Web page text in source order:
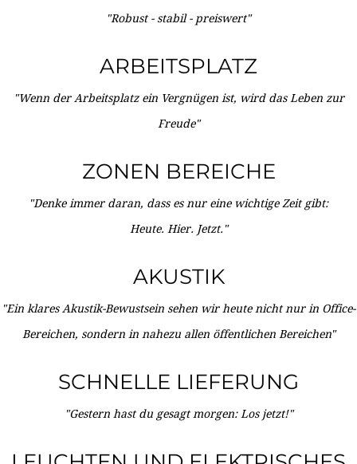
"Robust - stabil - preiswert"
ARBEITSPLATZ
"Wenn der Arbeitsplatz ein Vergnügen ist, wird das Leben zur
Freude"
ZONEN BEREICHE
"Denke immer daran, dass es nur eine wichtige Zeit gibt:
Heute. Hier. Jetzt."
AKUSTIK
"Ein klares Akustik-Bewustsein sehen wir heute nicht nur in Office-
Bereichen, sondern in nahezu allen öffentlichen Bereichen"
SCHNELLE LIEFERUNG
"Gestern hast du gesagt morgen: Los jetzt!"